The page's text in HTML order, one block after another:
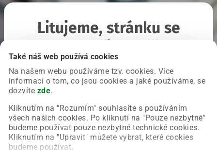
Také náš web používá cookies
Na našem webu používáme tzv. cookies. Více
informací o tom, co jsou cookies a jaké používáme, se
dozvíte zde.
Kliknutím na "Rozumím" souhlasíte s používáním
všech našich cookies. Po kliknutí na "Pouze nezbytné"
budeme používat pouze nezbytné technické cookies.
Kliknutím na "Upravit" můžete vybrat, které cookies
budeme používat.
Litujeme, stránku se
Chyba nastala na naší straně a už ji opravujeme.
Zkuste prosím znovu načíst požadovanou stránku.
Obnovit stránku Úvodní strana